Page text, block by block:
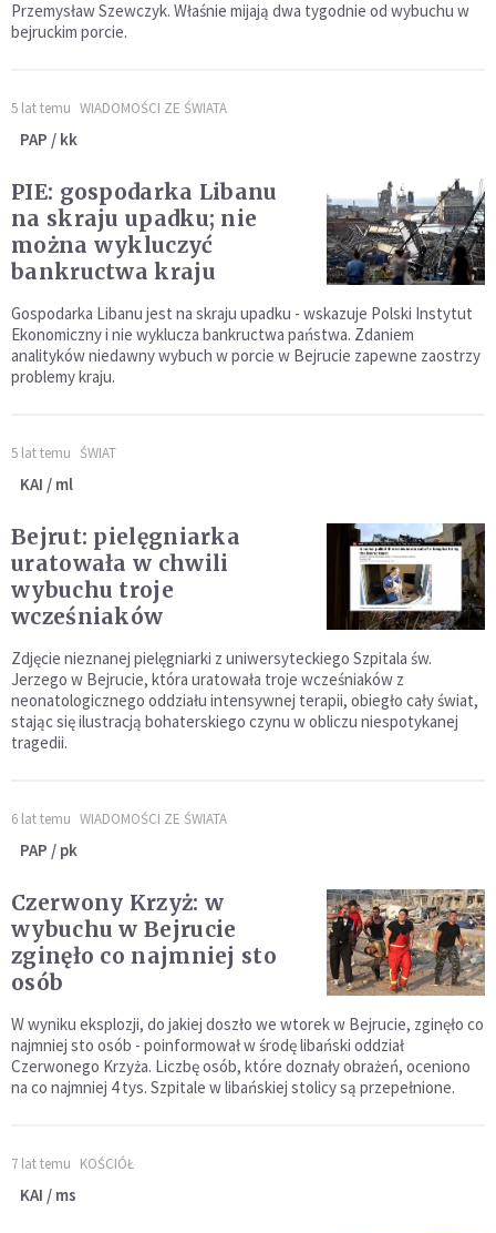
Przemysław Szewczyk. Właśnie mijają dwa tygodnie od wybuchu w
bejruckim porcie.
5 lat temu WIADOMOŚCI ZE ŚWIATA
PAP / kk
PIE: gospodarka Libanu
na skraju upadku; nie
można wykluczyć
bankructwa kraju
Gospodarka Libanu jest na skraju upadku - wskazuje Polski Instytut
Ekonomiczny i nie wyklucza bankructwa państwa. Zdaniem
analityków niedawny wybuch w porcie w Bejrucie zapewne zaostrzy
problemy kraju.
5 lat temu ŚWIAT
KAI / ml
Bejrut: pielęgniarka
uratowała w chwili
wybuchu troje
wcześniaków
Zdjęcie nieznanej pielęgniarki z uniwersyteckiego Szpitala św.
Jerzego w Bejrucie, która uratowała troje wcześniaków z
neonatologicznego oddziału intensywnej terapii, obiegło cały świat,
stając się ilustracją bohaterskiego czynu w obliczu niespotykanej
tragedii.
6 lat temu WIADOMOŚCI ZE ŚWIATA
PAP / pk
Czerwony Krzyż: w
wybuchu w Bejrucie
zginęło co najmniej sto
osób
W wyniku eksplozji, do jakiej doszło we wtorek w Bejrucie, zginęło co
najmniej sto osób - poinformował w środę libański oddział
Czerwonego Krzyża. Liczbę osób, które doznały obrażeń, oceniono
na co najmniej 4 tys. Szpitale w libańskiej stolicy są przepełnione.
7 lat temu KOŚCIÓŁ
KAI / ms